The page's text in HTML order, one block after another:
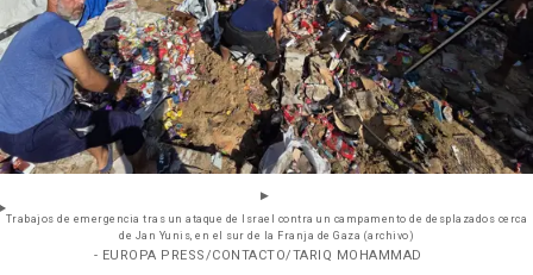
Trabajos de emergencia tras un ataque de Israel contra un campamento de desplazados cerca
de Jan Yunis, en el sur de la Franja de Gaza (archivo)
- EUROPA PRESS/CONTACTO/TARIQ MOHAMMAD